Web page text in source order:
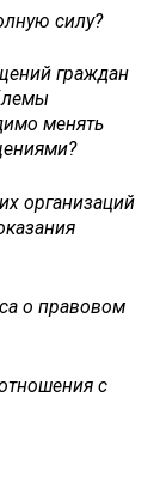
силу?
граждан
менять
организаций
о правовом
с